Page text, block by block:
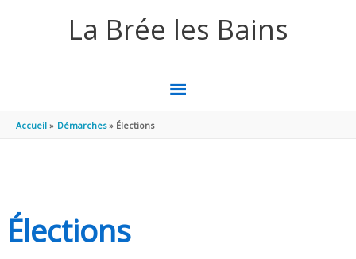
La Brée les Bains
MENU
Accueil Démarches Élections
Élections